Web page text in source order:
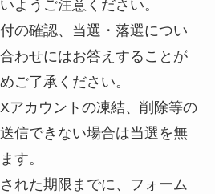
ようご注意ください。
の確認、当選・落選につい
わせにはお答えすることが
ご了承ください。
アカウントの凍結、削除等の
信できない場合は当選を無
す。
れた期限までに、フォーム